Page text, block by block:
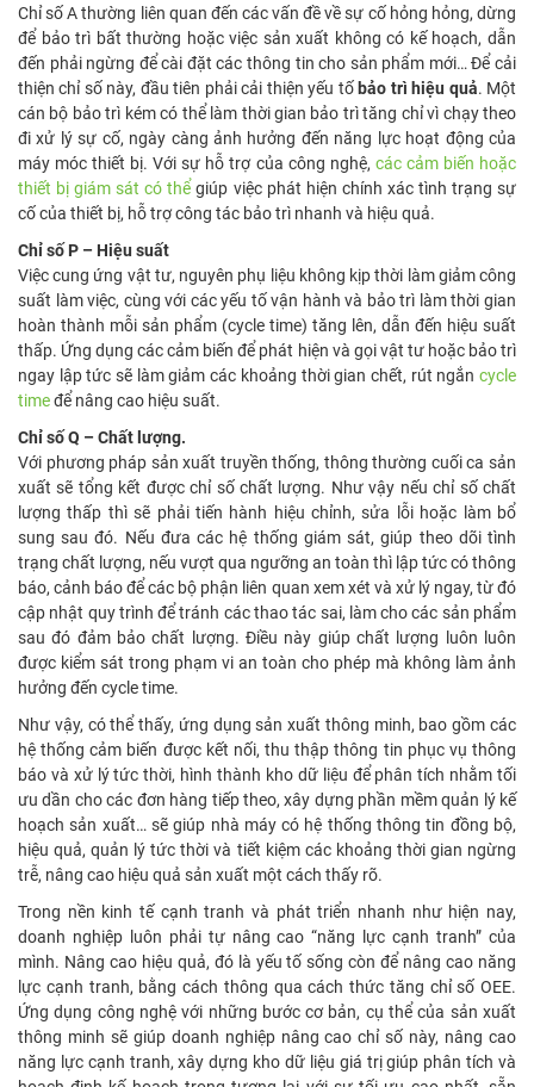
Chỉ số A thường liên quan đến các vấn đề về sự cố hỏng hỏng, dừng
để bảo trì bất thường hoặc việc sản xuất không có kế hoạch, dẫn
đến phải ngừng để cài đặt các thông tin cho sản phẩm mới… Để cải
thiện chỉ số này, đầu tiên phải cải thiện yếu tố bảo trì hiệu quả. Một
cán bộ bảo trì kém có thể làm thời gian bảo trì tăng chỉ vì chạy theo
đi xử lý sự cố, ngày càng ảnh hưởng đến năng lực hoạt động của
máy móc thiết bị. Với sự hỗ trợ của công nghệ, các cảm biến hoặc
thiết bị giám sát có thể giúp việc phát hiện chính xác tình trạng sự
cố của thiết bị, hỗ trợ công tác bảo trì nhanh và hiệu quả.
Chỉ số P – Hiệu suất
Việc cung ứng vật tư, nguyên phụ liệu không kịp thời làm giảm công
suất làm việc, cùng với các yếu tố vận hành và bảo trì làm thời gian
hoàn thành mỗi sản phẩm (cycle time) tăng lên, dẫn đến hiệu suất
thấp. Ứng dụng các cảm biến để phát hiện và gọi vật tư hoặc bảo trì
ngay lập tức sẽ làm giảm các khoảng thời gian chết, rút ngắn cycle
timeđể nâng cao hiệu suất.
Chỉ số Q – Chất lượng.
Với phương pháp sản xuất truyền thống, thông thường cuối ca sản
xuất sẽ tổng kết được chỉ số chất lượng. Như vậy nếu chỉ số chất
lượng thấp thì sẽ phải tiến hành hiệu chỉnh, sửa lỗi hoặc làm bổ
sung sau đó. Nếu đưa các hệ thống giám sát, giúp theo dõi tình
trạng chất lượng, nếu vượt qua ngưỡng an toàn thì lập tức có thông
báo, cảnh báo để các bộ phận liên quan xem xét và xử lý ngay, từ đó
cập nhật quy trình để tránh các thao tác sai, làm cho các sản phẩm
sau đó đảm bảo chất lượng. Điều này giúp chất lượng luôn luôn
được kiểm sát trong phạm vi an toàn cho phép mà không làm ảnh
hưởng đến cycle time.
Như vậy, có thể thấy, ứng dụng sản xuất thông minh, bao gồm các
hệ thống cảm biến được kết nối, thu thập thông tin phục vụ thông
báo và xử lý tức thời, hình thành kho dữ liệu để phân tích nhằm tối
ưu dần cho các đơn hàng tiếp theo, xây dựng phần mềm quản lý kế
hoạch sản xuất… sẽ giúp nhà máy có hệ thống thông tin đồng bộ,
hiệu quả, quản lý tức thời và tiết kiệm các khoảng thời gian ngừng
trễ, nâng cao hiệu quả sản xuất một cách thấy rõ.
Trong nền kinh tế cạnh tranh và phát triển nhanh như hiện nay,
doanh nghiệp luôn phải tự nâng cao “năng lực cạnh tranh” của
mình. Nâng cao hiệu quả, đó là yếu tố sống còn để nâng cao năng
lực cạnh tranh, bằng cách thông qua cách thức tăng chỉ số OEE.
Ứng dụng công nghệ với những bước cơ bản, cụ thể của sản xuất
thông minh sẽ giúp doanh nghiệp nâng cao chỉ số này, nâng cao
năng lực cạnh tranh, xây dựng kho dữ liệu giá trị giúp phân tích và